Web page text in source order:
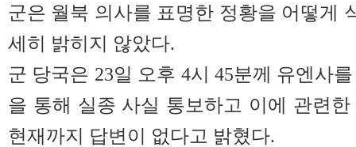
군은 월북 의사를 표명한 정황을 어떻게
세히 밝히지 않았다.
군 당국은 23일 오후 4시 45분께 유엔사
을 통해 실종 사실 통보하고 이에 관련
현재까지 답변이 없다고 밝혔다.